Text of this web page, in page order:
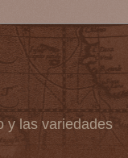
y las variedades